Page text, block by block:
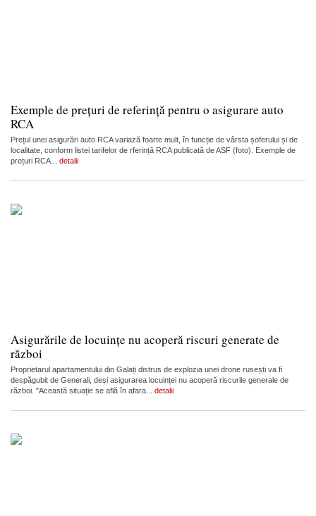
Exemple de prețuri de referință pentru o asigurare auto
RCA
Prețul unei asigurări auto RCA variază foarte mult, în funcție de vârsta șoferului și de
localitate, conform listei tarifelor de rferință RCA publicată de ASF (foto). Exemple de
prețuri RCA... detalii
Asigurările de locuințe nu acoperă riscuri generate de
război
Proprietarul apartamentului din Galați distrus de explozia unei drone rusești va fi
despăgubit de Generali, deși asigurarea locuinței nu acoperă riscurile generale de
război. "Această situație se află în afara... detalii